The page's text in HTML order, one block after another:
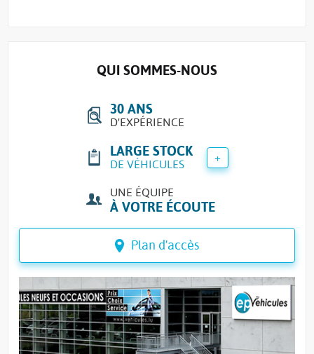
QUI SOMMES-NOUS
30 ANS
D'EXPÉRIENCE
LARGE STOCK
DE VÉHICULES
+
UNE ÉQUIPE
À VOTRE ÉCOUTE
Plan d'accès